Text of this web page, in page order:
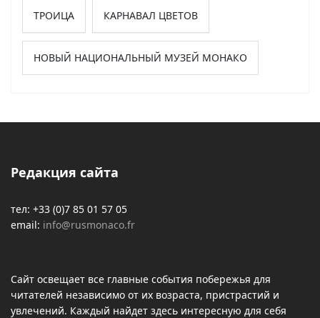
ТРОИЦА КАРНАВАЛ ЦВЕТОВ
НОВЫЙ НАЦИОНАЛЬНЫЙ МУЗЕЙ МОНАКО
Редакция сайта
тел: +33 (0)7 85 01 57 05
email: info@rusmonaco.fr
Сайт освещает все главные события побережья для
читателей независимо от их возраста, пристрастий и
увлечений. Каждый найдет здесь интересную для себя